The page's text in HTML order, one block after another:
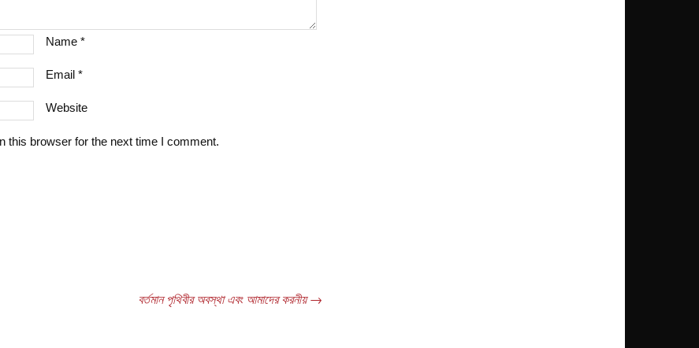
Name*
Email*
Website
this browser for the next time I comment.
বর্তমান পৃথিবীর অবস্থা এবং আমাদের করনীয়→